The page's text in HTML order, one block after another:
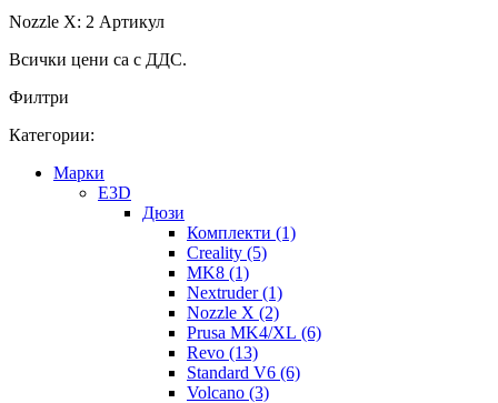
Nozzle X: 2 Артикул
Всички цени са с ДДС.
Филтри
Категории:
Mарки
E3D
Дюзи
Комплекти (1)
Creality (5)
MK8 (1)
Nextruder (1)
Nozzle X (2)
Prusa MK4/XL (6)
Revo (13)
Standard V6 (6)
Volcano (3)